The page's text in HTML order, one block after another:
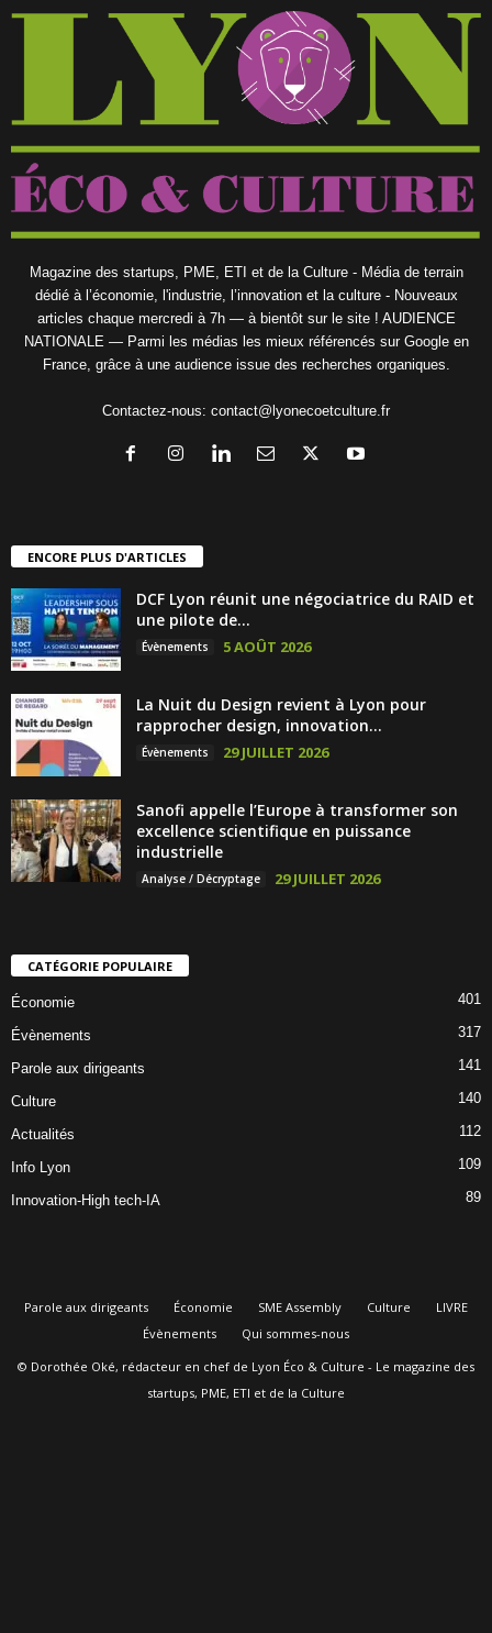
Magazine des startups, PME, ETI et de la Culture - Média de terrain
dédié à l’économie, l'industrie, l’innovation et la culture - Nouveaux
articles chaque mercredi à 7h — à bientôt sur le site ! AUDIENCE
NATIONALE — Parmi les médias les mieux référencés sur Google en
France, grâce à une audience issue des recherches organiques.
Contactez-nous: contact@lyonecoetculture.fr
ENCORE PLUS D'ARTICLES
DCF Lyon réunit une négociatrice du RAID et
une pilote de...
Évènements 5 AOÛT 2026
La Nuit du Design revient à Lyon pour
rapprocher design, innovation...
Évènements 29 JUILLET 2026
Sanofi appelle l’Europe à transformer son
excellence scientifique en puissance
industrielle
Analyse / Décryptage 29 JUILLET 2026
CATÉGORIE POPULAIRE
Économie 401
Évènements 317
Parole aux dirigeants 141
Culture 140
Actualités 112
Info Lyon 109
Innovation-High tech-IA 89
Parole aux dirigeants Économie SME Assembly Culture
LIVRE
Évènements
Qui sommes-nous
© Dorothée Oké, rédacteur en chef de Lyon Éco & Culture - Le magazine des
startups, PME, ETI et de la Culture